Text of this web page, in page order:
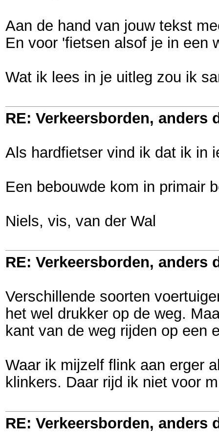
Aan de hand van jouw tekst
En voor 'fietsen alsof je in een
Wat ik lees in je uitleg zou ik
RE: Verkeersborden, anders
Als hardfietser vind ik dat ik in
Een bebouwde kom in primair
Niels, vis, van der Wal
RE: Verkeersborden, anders
Verschillende soorten
het wel drukker op de weg.
kant van de weg rijden op een
Waar ik mijzelf flink aan erger
klinkers. Daar rijd ik niet voor
RE: Verkeersborden, anders